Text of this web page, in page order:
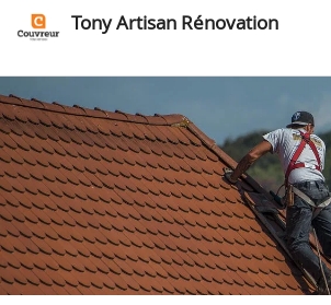
Tony Artisan Rénovation